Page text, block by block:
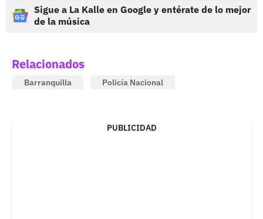
Sigue a La Kalle en Google y entérate de lo mejor
de la música
Relacionados
Barranquilla Policía Nacional
PUBLICIDAD